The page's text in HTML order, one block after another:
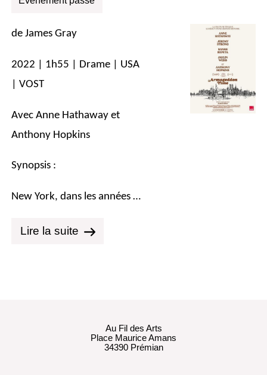
de James Gray
2022 | 1h55 | Drame | USA
| VOST
Avec Anne Hathaway et
Anthony Hopkins
Synopsis :
New York, dans les années …
Lire la suite
Au Fil des Arts
Place Maurice Amans
34390 Prémian